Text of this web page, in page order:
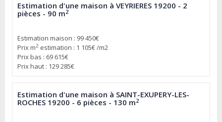
Estimation d'une maison à VEYRIERES 19200 - 2
pièces - 90 m2
Estimation maison : 99 450€
Prix m2 estimation : 1 105€ /m2
Prix bas : 69 615€
Prix haut : 129 285€
Estimation d'une maison à SAINT-EXUPERY-LES-
ROCHES 19200 - 6 pièces - 130 m2